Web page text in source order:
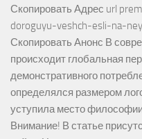
Скопировать Адрес url
doroguyu-veshch-esli-na-
Скопировать Анонс В
происходит глобальная
демонстративного
определялся размером
уступила место
Внимание! В статье